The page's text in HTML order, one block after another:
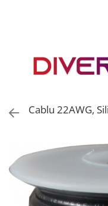
ASA
TPU
HIPS
PMMA
Cablu 22AWG,